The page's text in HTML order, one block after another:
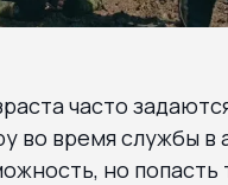
часто
во время службы в
но попасть